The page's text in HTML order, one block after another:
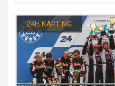
24H KARTING